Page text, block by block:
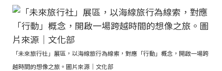
「未來旅行社」展區，以海線旅行為線索，對應「行動」概念，開啟一場跨
越時間的想像之旅。圖片來源｜文化部